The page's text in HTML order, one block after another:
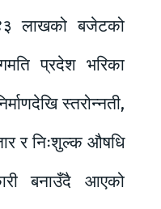
लाखको बजेटको
प्रदेश भरिका
स्तरोन्नती,
र निःशुल्क औषधि
बनाउँदै आएको